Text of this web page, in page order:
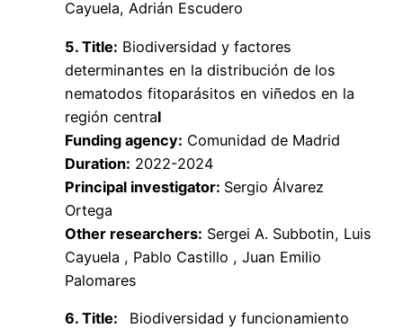
Cayuela, Adrián Escudero
5. Title: Biodiversidad y factores
determinantes en la distribución de los
nematodos fitoparásitos en viñedos en la
región central
Funding agency: Comunidad de Madrid
Duration: 2022-2024
Principal investigator: Sergio Álvarez
Ortega
Other researchers: Sergei A. Subbotin, Luis
Cayuela , Pablo Castillo , Juan Emilio
Palomares
6. Title:
Biodiversidad y funcionamiento